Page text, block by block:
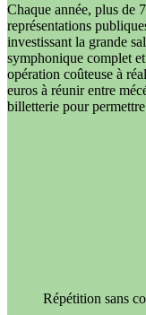
Chaque année, plus de
représentations
investissant la grande
symphonique complet
opération coûteuse à
euros à réunir entre
billetterie pour
Répétition sans